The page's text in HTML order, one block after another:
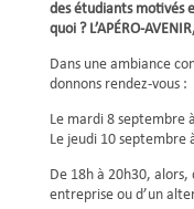
des étudiants motivés
quoi ? L’APÉRO-
Dans une ambiance
donnons rendez-vous :
Le mardi 8 septembre
Le jeudi 10 septembre
De 18h à 20h30, alors,
entreprise ou d’un